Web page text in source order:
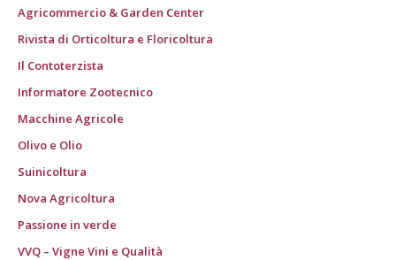
Agricommercio & Garden Center
Rivista di Orticoltura e Floricoltura
Il Contoterzista
Informatore Zootecnico
Macchine Agricole
Olivo e Olio
Suinicoltura
Nova Agricoltura
Passione in verde
VVQ – Vigne Vini e Qualità